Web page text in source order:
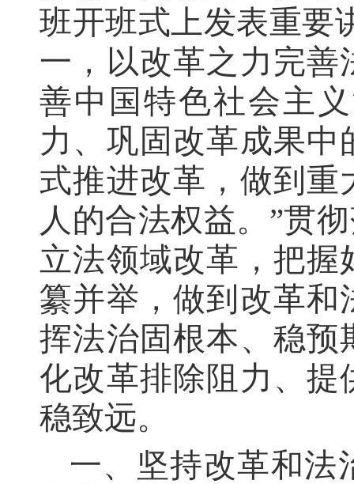
班开班式上发表重要
一，以改革之力完
善中国特色社会主
力、巩固改革成果
式推进改革，做到重
人的合法权益。”贯
立法领域改革，把
纂并举，做到改革
挥法治固根本、稳预
化改革排除阻力、提
稳致远。
一、坚持改革和法